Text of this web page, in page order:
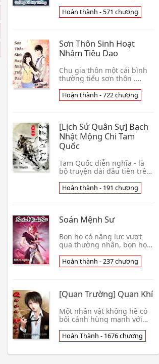
cách điện chất, nhưng lại
cứ thế mà bị hệ thống lừa
ngươi thành
Hoàn thành - 571 chương
Sơn Thôn Sinh Hoạt
Nhâm Tiêu Dao
Chu gia thôn một cái bình
thường tiểu sơn thôn .
mặt trời mọc mà canh, mặt
trời lặn mà tức, quá mộc
sắc tự nhiên mỹ cảnh,
Hoàn thành - 722 chương
[Lịch Sử Quân Sự] Bạch
Nhật Mộng Chi Tam
Quốc
Tam Quốc diễn nghĩa - là
bộ truyện dài đầu tiên trên
là bộ tiểu thuyết lịch sử mở
đường cho một trường
lịch sử phong ph
Hoàn thành - 191 chương
Soán Mệnh Sư
Bọn họ có năng lực vượt
qua thường nhân, bọn họ
vận mệnh của người khác,
mà sự tồn tại của bọn họ, là
của bọn họ chính là So
Hoàn thành - 237 chương
[Quan Trường] Quan Khí
Một nhân vật không hề có
bối cảnh hùng mạnh với
cao cấp trong chính phủ
như trong Sĩ Đồ Phong Lưu,
phải lăn lộn từ vị trí nhân
Hoàn Thành - 1676 chương